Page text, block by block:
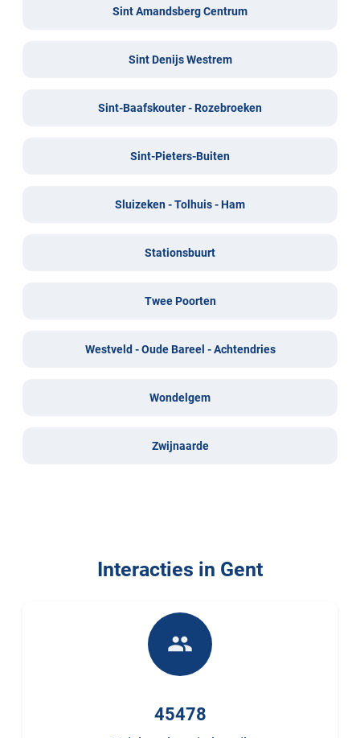
Sint Amandsberg Centrum
Sint Denijs Westrem
Sint-Baafskouter - Rozebroeken
Sint-Pieters-Buiten
Sluizeken - Tolhuis - Ham
Stationsbuurt
Twee Poorten
Westveld - Oude Bareel - Achtendries
Wondelgem
Zwijnaarde
Interacties in Gent
people
45478